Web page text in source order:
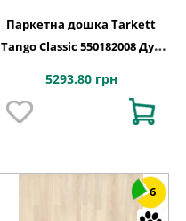
Паркетна дошка Tarkett
Tango Classic 550182008 Дуб
5293.80 грн
6